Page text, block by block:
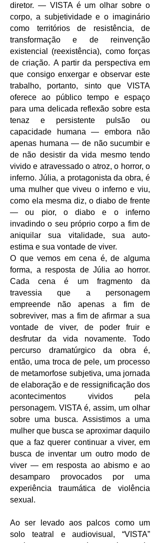
diretor. — VISTA é um olhar sobre o
corpo, a subjetividade e o imaginário
como territórios de resistência, de
transformação e de reinvenção
existencial (reexistência), como forças
de criação. A partir da perspectiva em
que consigo enxergar e observar este
trabalho, portanto, sinto que VISTA
oferece ao público tempo e espaço
para uma delicada reflexão sobre esta
tenaz e persistente pulsão ou
capacidade humana — embora não
apenas humana — de não sucumbir e
de não desistir da vida mesmo tendo
vivido e atravessado o atroz, o horror, o
inferno. Júlia, a protagonista da obra, é
uma mulher que viveu o inferno e viu,
como ela mesma diz, o diabo de frente
— ou pior, o diabo e o inferno
invadindo o seu próprio corpo a fim de
aniquilar sua vitalidade, sua auto-
estima e sua vontade de viver.
O que vemos em cena é, de alguma
forma, a resposta de Júlia ao horror.
Cada cena é um fragmento da
travessia que a personagem
empreende não apenas a fim de
sobreviver, mas a fim de afirmar a sua
vontade de viver, de poder fruir e
desfrutar da vida novamente. Todo
percurso dramatúrgico da obra é,
então, uma troca de pele, um processo
de metamorfose subjetiva, uma jornada
de elaboração e de ressignificação dos
acontecimentos vividos pela
personagem. VISTA é, assim, um olhar
sobre uma busca. Assistimos a uma
mulher que busca se aproximar daquilo
que a faz querer continuar a viver, em
busca de inventar um outro modo de
viver — em resposta ao abismo e ao
desamparo provocados por uma
experiência traumática de violência
sexual.
Ao ser levado aos palcos como um
solo teatral e audiovisual, “VISTA”